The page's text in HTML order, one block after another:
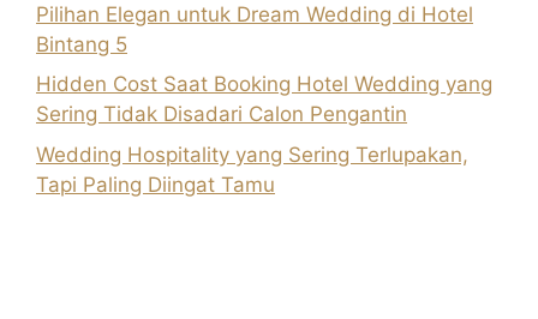
Pilihan Elegan untuk Dream Wedding di Hotel
Bintang 5
Hidden Cost Saat Booking Hotel Wedding yang
Sering Tidak Disadari Calon Pengantin
Wedding Hospitality yang Sering Terlupakan,
Tapi Paling Diingat Tamu